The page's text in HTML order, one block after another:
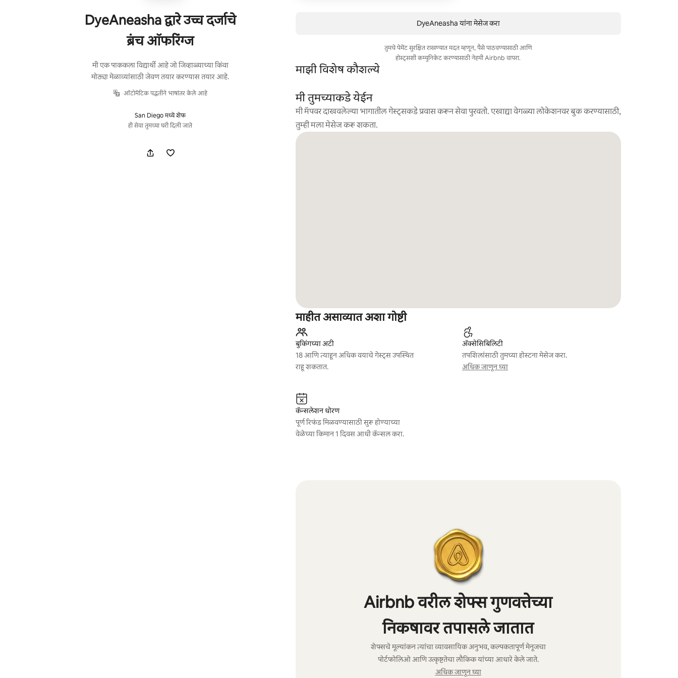
DyeAneasha द्वारे उच्च दर्जाचे
ब्रंच ऑफरिंग्ज
मी एक पाककला विद्यार्थी आहे जो जिव्हाळ्याच्या किंवा
मोठ्या मेळाव्यांसाठी जेवण तयार करण्यास तयार आहे.
ऑटोमॅटिक पद्धतीने भाषांतर केले आहे
San Diego मध्ये शेफ
ही सेवा तुमच्या घरी दिली जाते
DyeAneasha यांना मेसेज करा
तुमचे पेमेंट सुरक्षित राखण्यात मदत म्हणून, पैसे पाठवण्यासाठी आणि
होस्ट्सशी कम्युनिकेट करण्यासाठी नेहमी Airbnb वापरा.
माझी विशेष कौशल्ये
मी तुमच्याकडे येईन
मी मॅपवर दाखवलेल्या भागातील गेस्ट्सकडे प्रवास करून सेवा पुरवतो. एखाद्या वेगळ्या लोकेशनवर बुक करण्यासाठी,
तुम्ही मला मेसेज करू शकता.
माहीत असाव्यात अशा गोष्टी
बुकिंगच्या अटी
18 आणि त्याहून अधिक वयाचे गेस्ट्स उपस्थित
राहू शकतात.
ॲक्सेसिबिलिटी
तपशिलांसाठी तुमच्या होस्टना मेसेज करा.
अधिक जाणून घ्या
कॅन्सलेशन धोरण
पूर्ण रिफंड मिळवण्यासाठी सुरू होण्याच्या
वेळेच्या किमान 1 दिवस आधी कॅन्सल करा.
Airbnb वरील शेफ्स गुणवत्तेच्या
निकषावर तपासले जातात
शेफ्सचे मूल्यांकन त्यांचा व्यावसायिक अनुभव, कल्पकतापूर्ण मेनूजचा
पोर्टफोलिओ आणि उत्कृष्टतेचा लौकिक यांच्या आधारे केले जाते.
अधिक जाणून घ्या